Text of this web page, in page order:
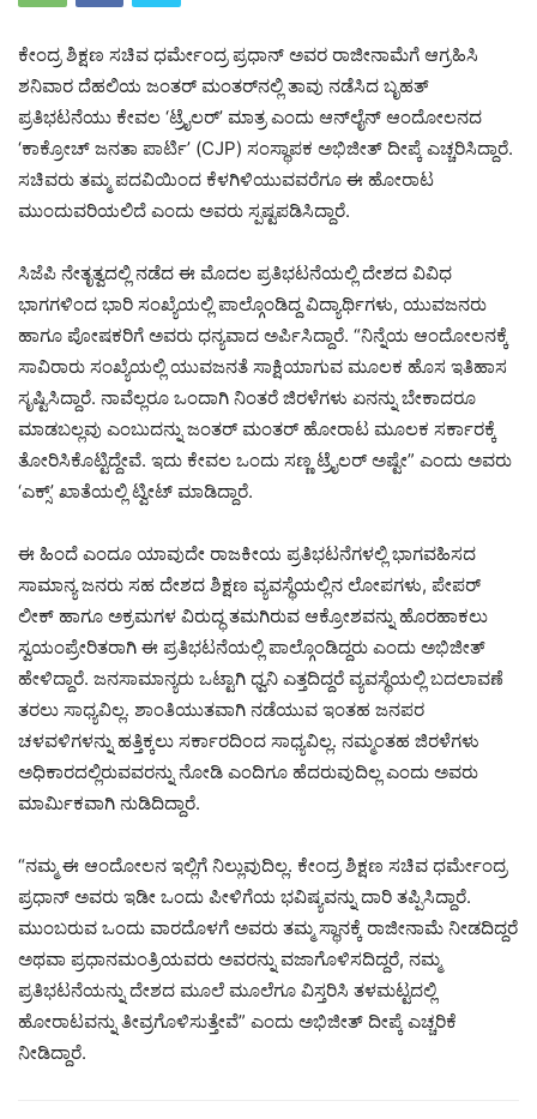
ಕೇಂದ್ರ ಶಿಕ್ಷಣ ಸಚಿವ ಧರ್ಮೇಂದ್ರ ಪ್ರಧಾನ್ ಅವರ ರಾಜೀನಾಮೆಗೆ ಆಗ್ರಹಿಸಿ
ಶನಿವಾರ ದೆಹಲಿಯ ಜಂತರ್ ಮಂತರ್‌ನಲ್ಲಿ ತಾವು ನಡೆಸಿದ ಬೃಹತ್
ಪ್ರತಿಭಟನೆಯು ಕೇವಲ ‘ಟ್ರೈಲರ್’ ಮಾತ್ರ ಎಂದು ಆನ್‌ಲೈನ್ ಆಂದೋಲನದ
‘ಕಾಕ್ರೋಚ್ ಜನತಾ ಪಾರ್ಟಿ’ (CJP) ಸಂಸ್ಥಾಪಕ ಅಭಿಜೀತ್ ದೀಪ್ಕೆ ಎಚ್ಚರಿಸಿದ್ದಾರೆ.
ಸಚಿವರು ತಮ್ಮ ಪದವಿಯಿಂದ ಕೆಳಗಿಳಿಯುವವರೆಗೂ ಈ ಹೋರಾಟ
ಮುಂದುವರಿಯಲಿದೆ ಎಂದು ಅವರು ಸ್ಪಷ್ಟಪಡಿಸಿದ್ದಾರೆ.
ಸಿಜೆಪಿ ನೇತೃತ್ವದಲ್ಲಿ ನಡೆದ ಈ ಮೊದಲ ಪ್ರತಿಭಟನೆಯಲ್ಲಿ ದೇಶದ ವಿವಿಧ
ಭಾಗಗಳಿಂದ ಭಾರಿ ಸಂಖ್ಯೆಯಲ್ಲಿ ಪಾಲ್ಗೊಂಡಿದ್ದ ವಿದ್ಯಾರ್ಥಿಗಳು, ಯುವಜನರು
ಹಾಗೂ ಪೋಷಕರಿಗೆ ಅವರು ಧನ್ಯವಾದ ಅರ್ಪಿಸಿದ್ದಾರೆ. “ನಿನ್ನೆಯ ಆಂದೋಲನಕ್ಕೆ
ಸಾವಿರಾರು ಸಂಖ್ಯೆಯಲ್ಲಿ ಯುವಜನತೆ ಸಾಕ್ಷಿಯಾಗುವ ಮೂಲಕ ಹೊಸ ಇತಿಹಾಸ
ಸೃಷ್ಟಿಸಿದ್ದಾರೆ. ನಾವೆಲ್ಲರೂ ಒಂದಾಗಿ ನಿಂತರೆ ಜಿರಳೆಗಳು ಏನನ್ನು ಬೇಕಾದರೂ
ಮಾಡಬಲ್ಲವು ಎಂಬುದನ್ನು ಜಂತರ್ ಮಂತರ್ ಹೋರಾಟ ಮೂಲಕ ಸರ್ಕಾರಕ್ಕೆ
ತೋರಿಸಿಕೊಟ್ಟಿದ್ದೇವೆ. ಇದು ಕೇವಲ ಒಂದು ಸಣ್ಣ ಟ್ರೈಲರ್ ಅಷ್ಟೇ” ಎಂದು ಅವರು
‘ಎಕ್ಸ್’ ಖಾತೆಯಲ್ಲಿ ಟ್ವೀಟ್ ಮಾಡಿದ್ದಾರೆ.
ಈ ಹಿಂದೆ ಎಂದೂ ಯಾವುದೇ ರಾಜಕೀಯ ಪ್ರತಿಭಟನೆಗಳಲ್ಲಿ ಭಾಗವಹಿಸದ
ಸಾಮಾನ್ಯ ಜನರು ಸಹ ದೇಶದ ಶಿಕ್ಷಣ ವ್ಯವಸ್ಥೆಯಲ್ಲಿನ ಲೋಪಗಳು, ಪೇಪರ್
ಲೀಕ್ ಹಾಗೂ ಅಕ್ರಮಗಳ ವಿರುದ್ಧ ತಮಗಿರುವ ಆಕ್ರೋಶವನ್ನು ಹೊರಹಾಕಲು
ಸ್ವಯಂಪ್ರೇರಿತರಾಗಿ ಈ ಪ್ರತಿಭಟನೆಯಲ್ಲಿ ಪಾಲ್ಗೊಂಡಿದ್ದರು ಎಂದು ಅಭಿಜೀತ್
ಹೇಳಿದ್ದಾರೆ. ಜನಸಾಮಾನ್ಯರು ಒಟ್ಟಾಗಿ ಧ್ವನಿ ಎತ್ತದಿದ್ದರೆ ವ್ಯವಸ್ಥೆಯಲ್ಲಿ ಬದಲಾವಣೆ
ತರಲು ಸಾಧ್ಯವಿಲ್ಲ. ಶಾಂತಿಯುತವಾಗಿ ನಡೆಯುವ ಇಂತಹ ಜನಪರ
ಚಳವಳಿಗಳನ್ನು ಹತ್ತಿಕ್ಕಲು ಸರ್ಕಾರದಿಂದ ಸಾಧ್ಯವಿಲ್ಲ. ನಮ್ಮಂತಹ ಜಿರಳೆಗಳು
ಅಧಿಕಾರದಲ್ಲಿರುವವರನ್ನು ನೋಡಿ ಎಂದಿಗೂ ಹೆದರುವುದಿಲ್ಲ ಎಂದು ಅವರು
ಮಾರ್ಮಿಕವಾಗಿ ನುಡಿದಿದ್ದಾರೆ.
“ನಮ್ಮ ಈ ಆಂದೋಲನ ಇಲ್ಲಿಗೆ ನಿಲ್ಲುವುದಿಲ್ಲ. ಕೇಂದ್ರ ಶಿಕ್ಷಣ ಸಚಿವ ಧರ್ಮೇಂದ್ರ
ಪ್ರಧಾನ್ ಅವರು ಇಡೀ ಒಂದು ಪೀಳಿಗೆಯ ಭವಿಷ್ಯವನ್ನು ದಾರಿ ತಪ್ಪಿಸಿದ್ದಾರೆ.
ಮುಂಬರುವ ಒಂದು ವಾರದೊಳಗೆ ಅವರು ತಮ್ಮ ಸ್ಥಾನಕ್ಕೆ ರಾಜೀನಾಮೆ ನೀಡದಿದ್ದರೆ
ಅಥವಾ ಪ್ರಧಾನಮಂತ್ರಿಯವರು ಅವರನ್ನು ವಜಾಗೊಳಿಸದಿದ್ದರೆ, ನಮ್ಮ
ಪ್ರತಿಭಟನೆಯನ್ನು ದೇಶದ ಮೂಲೆ ಮೂಲೆಗೂ ವಿಸ್ತರಿಸಿ ತಳಮಟ್ಟದಲ್ಲಿ
ಹೋರಾಟವನ್ನು ತೀವ್ರಗೊಳಿಸುತ್ತೇವೆ” ಎಂದು ಅಭಿಜೀತ್ ದೀಪ್ಕೆ ಎಚ್ಚರಿಕೆ
ನೀಡಿದ್ದಾರೆ.